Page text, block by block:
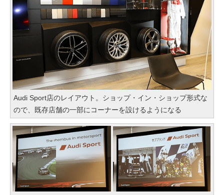
Audi Sport店のレイアウト。ショップ・イン・ショップ形式な
ので、既存店舗の一部にコーナーを設けるようになる